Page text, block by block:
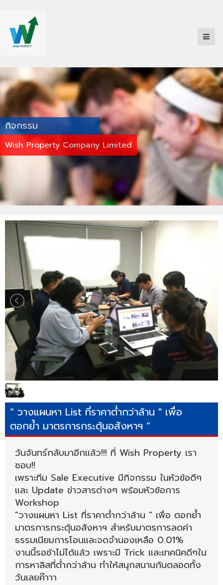
กิจกรรม
Wish Property Company Limited
“ วางแผนหา List ที่ราคาต่ำกว่าล้าน " เพื่อ
ตอกย้ำ มาตรการกระตุ้นอสังหาฯ ”
วันจันทร์กลับมาอีกแล้ว!!! ที่ Wish Property เรา
ชอบ!!
เพราะทีม Sale Executive มีกิจกรรม ในหัวข้อดีๆ
และ Update ข่าวสารต่างๆ พร้อมหัวข้อการ
Workshop
"วางแผนหา List ที่ราคาต่ำกว่าล้าน " เพื่อ ตอกย้ำ
มาตรการกระตุ้นอสังหาฯ สำหรับมาตรการลดค่า
ธรรมเนียมการโอนและจดจำนองเหลือ 0.01%
งานนี้รอช้าไม่ได้แล้ว เพราะมี Trick และเทคนิคดีๆใน
การหาลิสที่ต่ำกว่าล้าน ทำให้สนุกสนานกันตลอดทั้ง
วันเลยค๊าาา